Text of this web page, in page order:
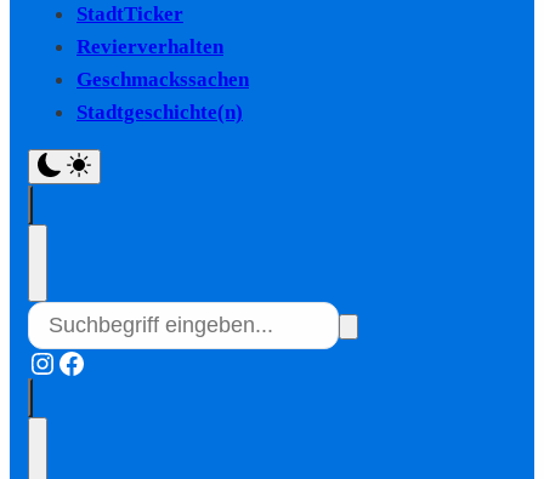
StadtTicker
Revierverhalten
Geschmackssachen
Stadtgeschichte(n)
Instagram
Facebook